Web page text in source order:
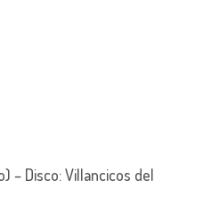
– Disco: Villancicos del